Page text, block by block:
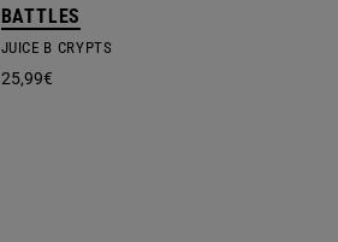
BATTLES
JUICE B CRYPTS
25,99€